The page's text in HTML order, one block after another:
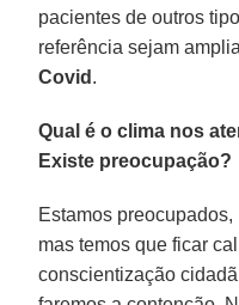
pacientes de outros
referência sejam
Covid .
Qual é o clima nos
Existe preocupação?
Estamos
mas temos que ficar
conscientização